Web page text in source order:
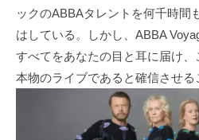
ックのABBAタレントを何千時間
はしている。しかし、ABBA
すべてをあなたの目と耳に届け
本物のライブであると確信させる